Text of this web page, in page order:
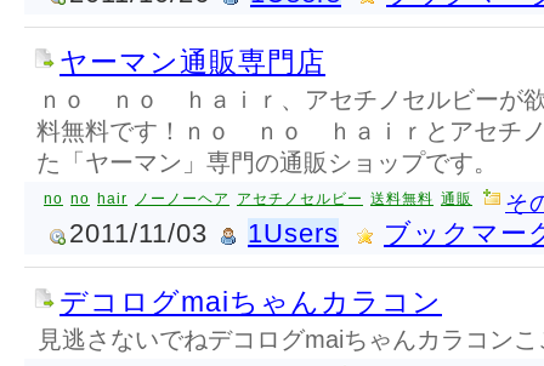
ヤーマン通販専門店
ｎｏ ｎｏ ｈａｉｒ、アセチノセルビーが
料無料です！ｎｏ ｎｏ ｈａｉｒとアセチ
た「ヤーマン」専門の通販ショップです。
no no hair ノーノーヘア アセチノセルビー 送料無料 通販 そ
2011/11/03 1Users ブックマー
デコログmaiちゃんカラコン
見逃さないでねデコログmaiちゃんカラコン